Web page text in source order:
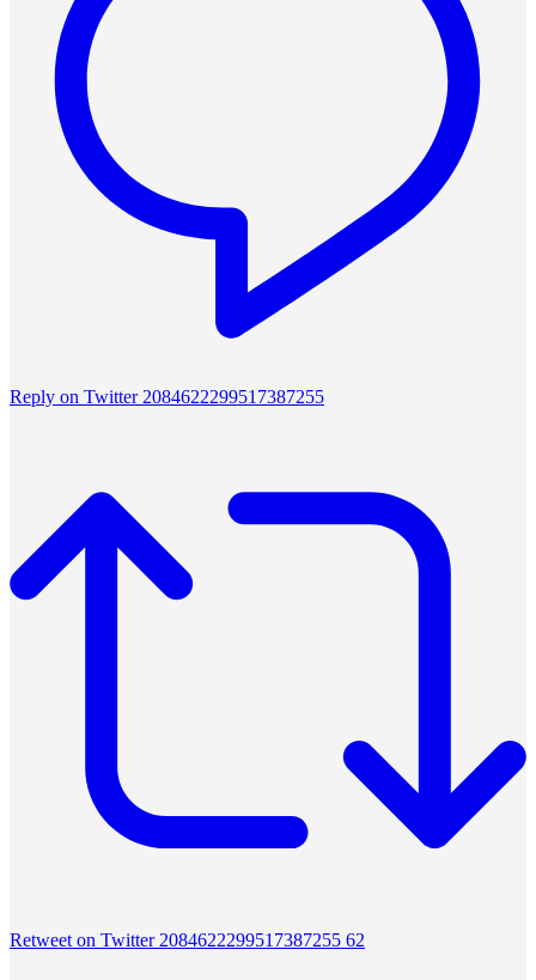
Reply on Twitter 2084622299517387255
Retweet on Twitter 2084622299517387255 62